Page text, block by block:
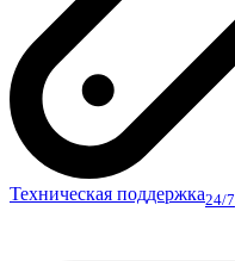
Техническая поддержка24/7